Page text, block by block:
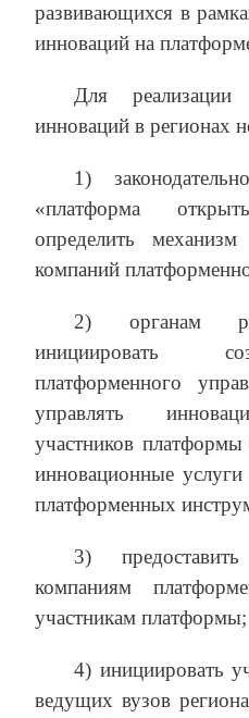
развивающихся в
инноваций на
Для
инноваций в регионах
1)
«платформа
определить
компаний
2) органам
инициировать
платформенного
управлять
участников
инновационные
платформенных
3)
компаниям
участникам платформы;
4) инициировать
ведущих вузов